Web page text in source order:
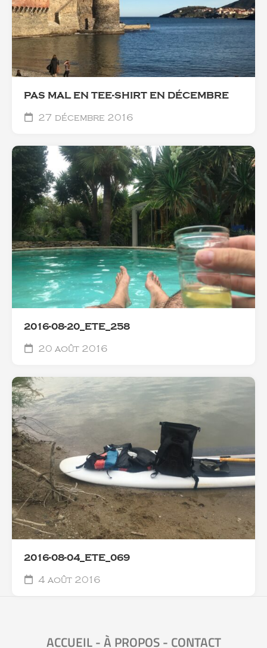
PAS MAL EN TEE-SHIRT EN DÉCEMBRE
27 décembre 2016
2016-08-20_ETE_258
20 août 2016
2016-08-04_ETE_069
4 août 2016
ACCUEIL-À PROPOS- CONTACT